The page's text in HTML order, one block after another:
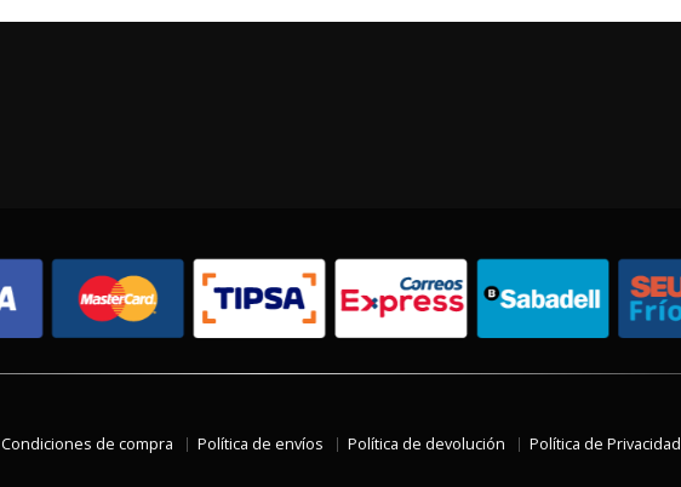
Condiciones de compra Política de envíos Política de devolución Política de Privacidad